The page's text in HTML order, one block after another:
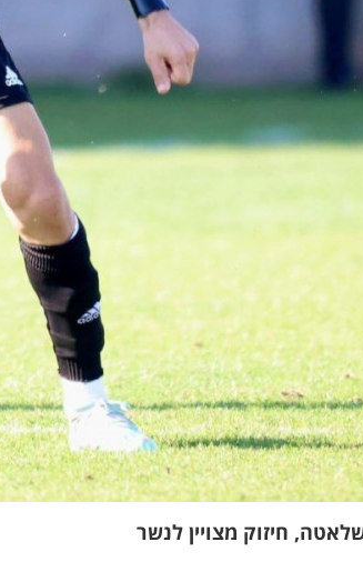
חיזוק מצויין לנשר